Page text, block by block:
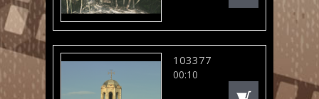
103377
00:10